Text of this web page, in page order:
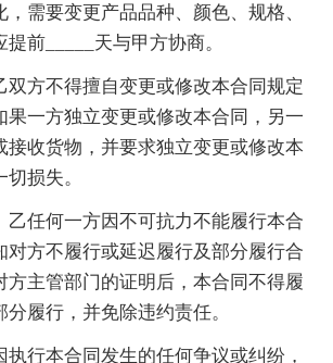
需要变更产品品种、颜色、规格、
前_____天与甲方协商。
双方不得擅自变更或修改本合同规定
果一方独立变更或修改本合同，另一
接收货物，并要求独立变更或修改本
损失。
乙任何一方因不可抗力不能履行本合
对方不履行或延迟履行及部分履行合
方主管部门的证明后，本合同不得履
履行，并免除违约责任。
执行本合同发生的任何争议或纠纷，